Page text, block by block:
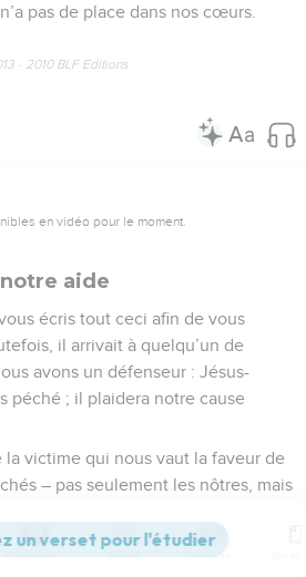
pas de place dans nos cœurs.
- 2010 BLF Editions
en vidéo pour le moment.
aide
écris tout ceci afin de vous
il arrivait à quelqu’un de
avons un défenseur : Jésus-
péché ; il plaidera notre cause
la victime qui nous vaut la faveur de
– pas seulement les nôtres, mais
l’avons réellement connu si nous
Commentaires Strong